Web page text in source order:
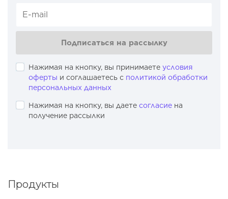
Подписаться на рассылку
Нажимая на кнопку, вы принимаете условия
оферты и соглашаетесь с политикой обработки
персональных данных
Нажимая на кнопку, вы даете согласие на
получение рассылки
Продукты